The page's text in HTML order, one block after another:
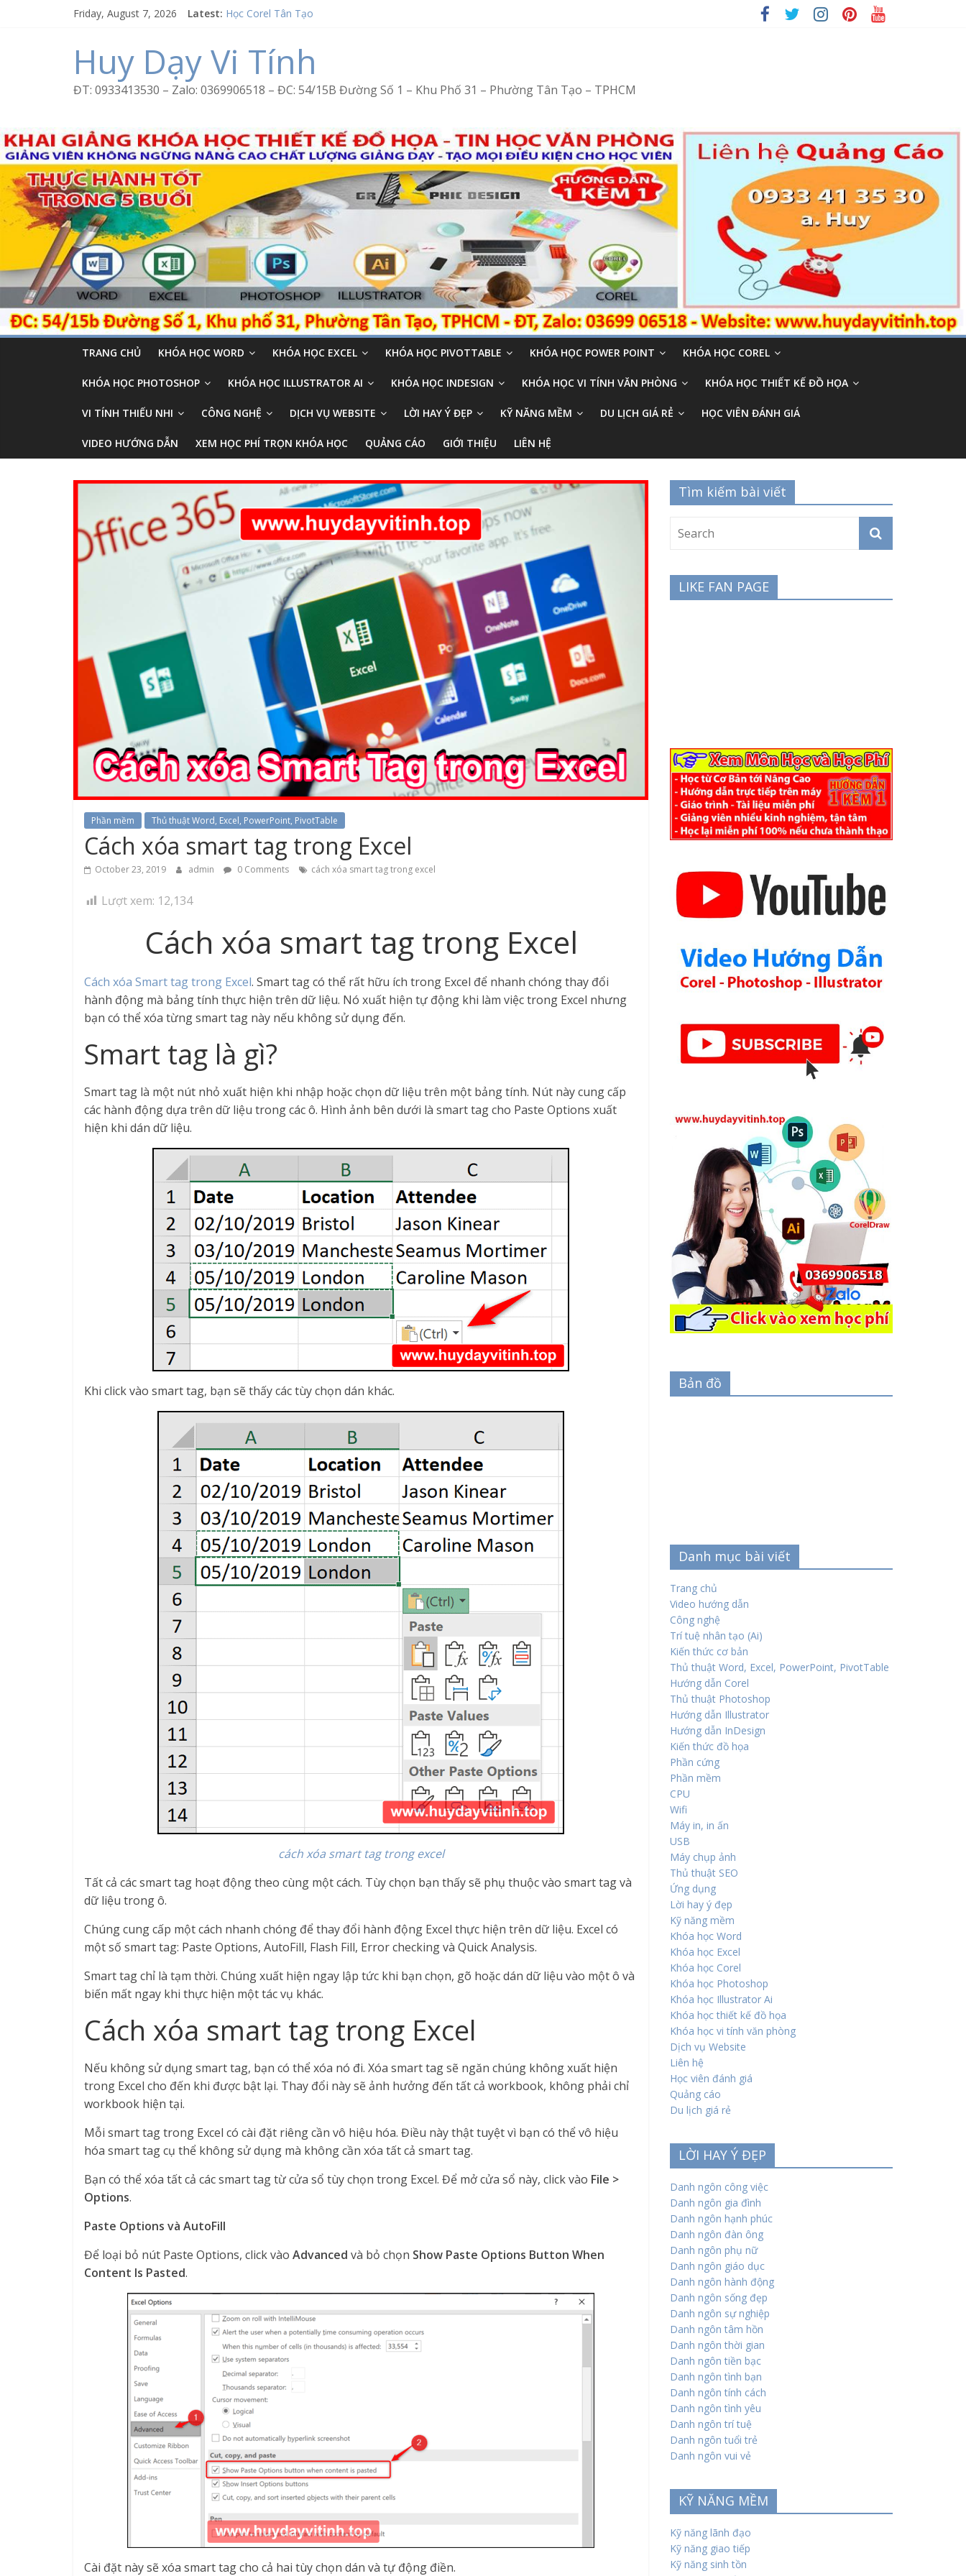
Friday, August 7, 2026 Latest: Học Corel Tân Tạo
Khóa học Photoshop tại Tân Tạo
Excel Bình Trị Đông – Vi tính văn phòng cấp tốc
Huy Dạy Vi Tính
ĐT: 0933413530 – Zalo: 0369906518 – ĐC: 54/15B Đường Số 1 – Khu Phố 31 – Phường Tân Tạo – TPHCM
TRANG CHỦ KHÓA HỌC WORD KHÓA HỌC EXCEL KHÓA HỌC PIVOTTABLE KHÓA HỌC POWER POINT KHÓA HỌC COREL
KHÓA HỌC PHOTOSHOP KHÓA HỌC ILLUSTRATOR AI KHÓA HỌC INDESIGN KHÓA HỌC VI TÍNH VĂN PHÒNG KHÓA HỌC THIẾT KẾ ĐỒ HỌA
VI TÍNH THIẾU NHI CÔNG NGHỆ DỊCH VỤ WEBSITE LỜI HAY Ý ĐẸP KỸ NĂNG MỀM DU LỊCH GIÁ RẺ HỌC VIÊN ĐÁNH GIÁ
VIDEO HƯỚNG DẪN XEM HỌC PHÍ TRỌN KHÓA HỌC QUẢNG CÁO GIỚI THIỆU LIÊN HỆ
Phần mềm Thủ thuật Word, Excel, PowerPoint, PivotTable
Cách xóa smart tag trong Excel
October 23, 2019 admin 0 Comments cách xóa smart tag trong excel
Lượt xem: 12,134
Cách xóa smart tag trong Excel
Cách xóa Smart tag trong Excel. Smart tag có thể rất hữu ích trong Excel để nhanh chóng thay đổi
hành động mà bảng tính thực hiện trên dữ liệu. Nó xuất hiện tự động khi làm việc trong Excel nhưng
bạn có thể xóa từng smart tag này nếu không sử dụng đến.
Smart tag là gì?
Smart tag là một nút nhỏ xuất hiện khi nhập hoặc chọn dữ liệu trên một bảng tính. Nút này cung cấp
các hành động dựa trên dữ liệu trong các ô. Hình ảnh bên dưới là smart tag cho Paste Options xuất
hiện khi dán dữ liệu.
Khi click vào smart tag, bạn sẽ thấy các tùy chọn dán khác.
cách xóa smart tag trong excel
Tất cả các smart tag hoạt động theo cùng một cách. Tùy chọn bạn thấy sẽ phụ thuộc vào smart tag và
dữ liệu trong ô.
Chúng cung cấp một cách nhanh chóng để thay đổi hành động Excel thực hiện trên dữ liệu. Excel có
một số smart tag: Paste Options, AutoFill, Flash Fill, Error checking và Quick Analysis.
Smart tag chỉ là tạm thời. Chúng xuất hiện ngay lập tức khi bạn chọn, gõ hoặc dán dữ liệu vào một ô và
biến mất ngay khi thực hiện một tác vụ khác.
Cách xóa smart tag trong Excel
Nếu không sử dụng smart tag, bạn có thể xóa nó đi. Xóa smart tag sẽ ngăn chúng không xuất hiện
trong Excel cho đến khi được bật lại. Thay đổi này sẽ ảnh hưởng đến tất cả workbook, không phải chỉ
workbook hiện tại.
Mỗi smart tag trong Excel có cài đặt riêng cần vô hiệu hóa. Điều này thật tuyệt vì bạn có thể vô hiệu
hóa smart tag cụ thể không sử dụng mà không cần xóa tất cả smart tag.
Bạn có thể xóa tất cả các smart tag từ cửa sổ tùy chọn trong Excel. Để mở cửa sổ này, click vào File >
Options.
Paste Options và AutoFill
Để loại bỏ nút Paste Options, click vào Advanced và bỏ chọn Show Paste Options Button When
Content Is Pasted.
Cài đặt này sẽ xóa smart tag cho cả hai tùy chọn dán và tự động điền.
Tìm kiếm bài viết
LIKE FAN PAGE
Bản đồ
Danh mục bài viết
Trang chủ
Video hướng dẫn
Công nghệ
Trí tuệ nhân tạo (Ai)
Kiến thức cơ bản
Thủ thuật Word, Excel, PowerPoint, PivotTable
Hướng dẫn Corel
Thủ thuật Photoshop
Hướng dẫn Illustrator
Hướng dẫn InDesign
Kiến thức đồ họa
Phần cứng
Phần mềm
CPU
Wifi
Máy in, in ấn
USB
Máy chụp ảnh
Thủ thuật SEO
Ứng dụng
Lời hay ý đẹp
Kỹ năng mềm
Khóa học Word
Khóa học Excel
Khóa học Corel
Khóa học Photoshop
Khóa học Illustrator Ai
Khóa học thiết kế đồ họa
Khóa học vi tính văn phòng
Dịch vụ Website
Liên hệ
Học viên đánh giá
Quảng cáo
Du lịch giá rẻ
LỜI HAY Ý ĐẸP
Danh ngôn công việc
Danh ngôn gia đình
Danh ngôn hạnh phúc
Danh ngôn đàn ông
Danh ngôn phụ nữ
Danh ngôn giáo dục
Danh ngôn hành động
Danh ngôn sống đẹp
Danh ngôn sự nghiệp
Danh ngôn tâm hồn
Danh ngôn thời gian
Danh ngôn tiền bạc
Danh ngôn tình bạn
Danh ngôn tính cách
Danh ngôn tình yêu
Danh ngôn trí tuệ
Danh ngôn tuổi trẻ
Danh ngôn vui vẻ
KỸ NĂNG MỀM
Kỹ năng lãnh đạo
Kỹ năng giao tiếp
Kỹ năng sinh tồn